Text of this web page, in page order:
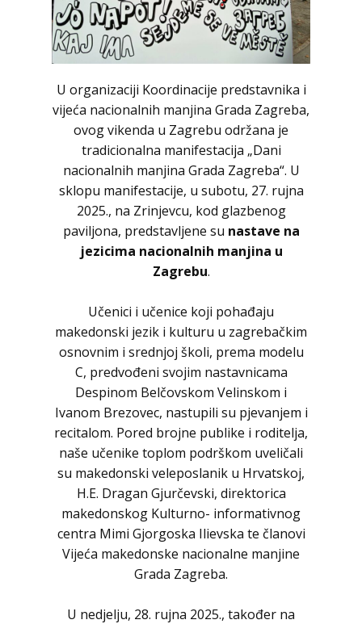
U organizaciji Koordinacije predstavnika i
vijeća nacionalnih manjina Grada Zagreba,
ovog vikenda u Zagrebu održana je
tradicionalna manifestacija „Dani
nacionalnih manjina Grada Zagreba“. U
sklopu manifestacije, u subotu, 27. rujna
2025., na Zrinjevcu, kod glazbenog
paviljona, predstavljene su nastave na
jezicima nacionalnih manjina u
Zagrebu.
Učenici i učenice koji pohađaju
makedonski jezik i kulturu u zagrebačkim
osnovnim i srednjoj školi, prema modelu
C, predvođeni svojim nastavnicama
Despinom Belčovskom Velinskom i
Ivanom Brezovec, nastupili su pjevanjem i
recitalom. Pored brojne publike i roditelja,
naše učenike toplom podrškom uveličali
su makedonski veleposlanik u Hrvatskoj,
H.E. Dragan Gjurčevski, direktorica
makedonskog Kulturno- informativnog
centra Mimi Gjorgoska Ilievska te članovi
Vijeća makedonske nacionalne manjine
Grada Zagreba.
U nedjelju, 28. rujna 2025., također na